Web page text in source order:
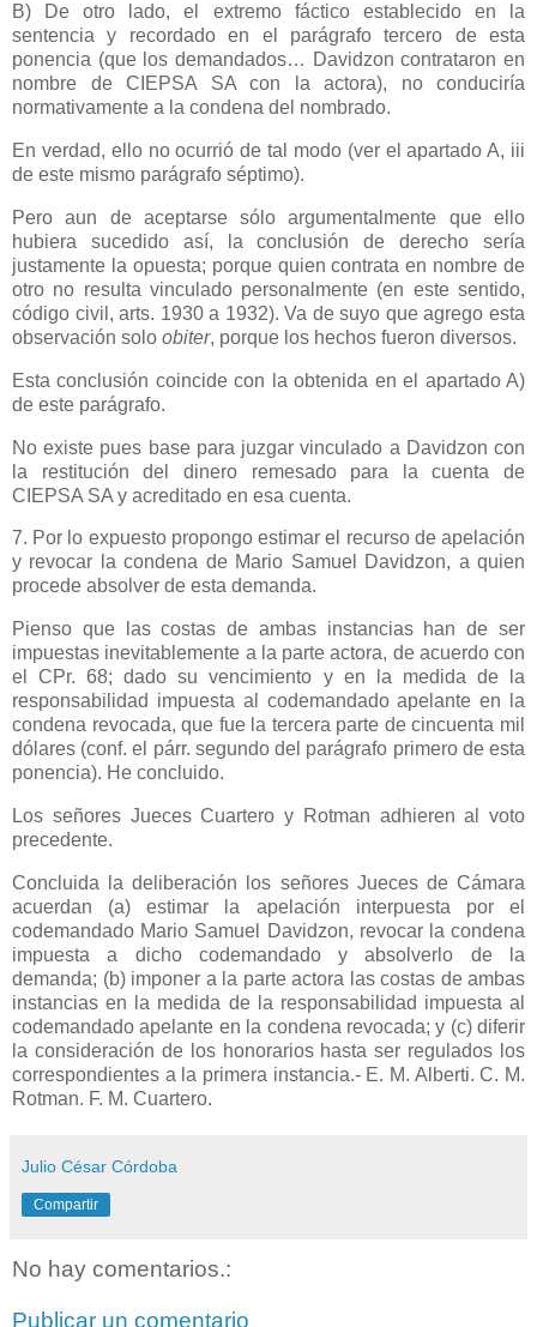
B) De otro lado, el extremo fáctico establecido en la
sentencia y recordado en el parágrafo tercero de esta
ponencia (que los demandados… Davidzon contrataron en
nombre de CIEPSA SA con la actora), no conduciría
normativamente a la condena del nombrado.
En verdad, ello no ocurrió de tal modo (ver el apartado A, iii
de este mismo parágrafo séptimo).
Pero aun de aceptarse sólo argumentalmente que ello
hubiera sucedido así, la conclusión de derecho sería
justamente la opuesta; porque quien contrata en nombre de
otro no resulta vinculado personalmente (en este sentido,
código civil, arts. 1930 a 1932). Va de suyo que agrego esta
observación solo obiter, porque los hechos fueron diversos.
Esta conclusión coincide con la obtenida en el apartado A)
de este parágrafo.
No existe pues base para juzgar vinculado a Davidzon con
la restitución del dinero remesado para la cuenta de
CIEPSA SA y acreditado en esa cuenta.
7. Por lo expuesto propongo estimar el recurso de apelación
y revocar la condena de Mario Samuel Davidzon, a quien
procede absolver de esta demanda.
Pienso que las costas de ambas instancias han de ser
impuestas inevitablemente a la parte actora, de acuerdo con
el CPr. 68; dado su vencimiento y en la medida de la
responsabilidad impuesta al codemandado apelante en la
condena revocada, que fue la tercera parte de cincuenta mil
dólares (conf. el párr. segundo del parágrafo primero de esta
ponencia). He concluido.
Los señores Jueces Cuartero y Rotman adhieren al voto
precedente.
Concluida la deliberación los señores Jueces de Cámara
acuerdan (a) estimar la apelación interpuesta por el
codemandado Mario Samuel Davidzon, revocar la condena
impuesta a dicho codemandado y absolverlo de la
demanda; (b) imponer a la parte actora las costas de ambas
instancias en la medida de la responsabilidad impuesta al
codemandado apelante en la condena revocada; y (c) diferir
la consideración de los honorarios hasta ser regulados los
correspondientes a la primera instancia.- E. M. Alberti. C. M.
Rotman. F. M. Cuartero.
Julio César Córdoba
Compartir
No hay comentarios.:
Publicar un comentario